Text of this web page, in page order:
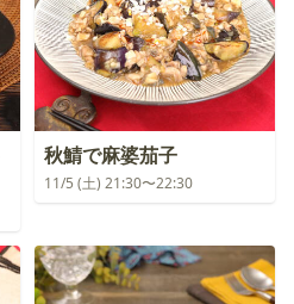
秋鯖で麻婆茄子
11/5 (土) 21:30〜22:30